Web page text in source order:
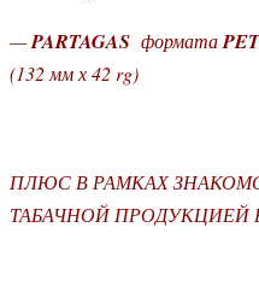
—PARTAGAS формата
(132 мм х 42 rg)
ПЛЮС В РАМКАХ
ТАБАЧНОЙ ПРОДУКЦИЕЙ